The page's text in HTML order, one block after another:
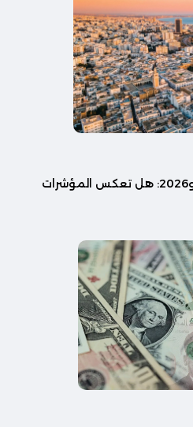
الاقتصاد التونسي بين 2011 و2026: هل تعكس المؤشرات